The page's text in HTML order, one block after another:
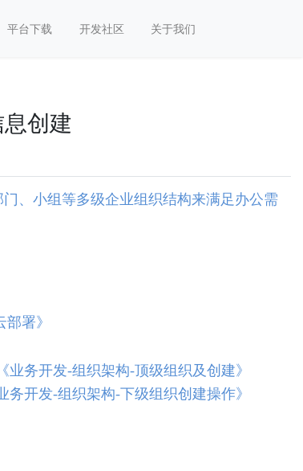
平台下载 开发社区 关于我们
创建
、小组等多级企业组织结构来满足办公需
部署》
《业务开发-组织架构-顶级组织及创建》
务开发-组织架构-下级组织创建操作》